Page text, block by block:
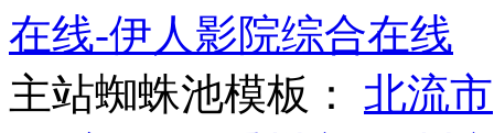
在线-伊人影院综合在线
主站蜘蛛池模板： 北流市